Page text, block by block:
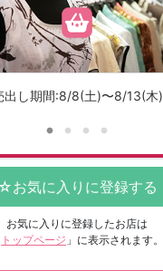
出し期間:8/8(土)〜8/13(木)
お気に入りに登録したお店は
トップページ 」に表示されます。